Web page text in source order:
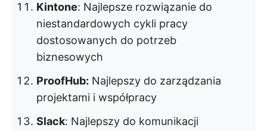
Kintone: Najlepsze rozwiązanie do
niestandardowych cykli pracy
dostosowanych do potrzeb
biznesowych
ProofHub: Najlepszy do zarządzania
projektami i współpracy
Slack: Najlepszy do komunikacji